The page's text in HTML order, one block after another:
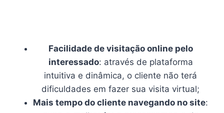
Facilidade de visitação online pelo
interessado: através de plataforma
intuitiva e dinâmica, o cliente não terá
dificuldades em fazer sua visita virtual;
Mais tempo do cliente navegando no site: